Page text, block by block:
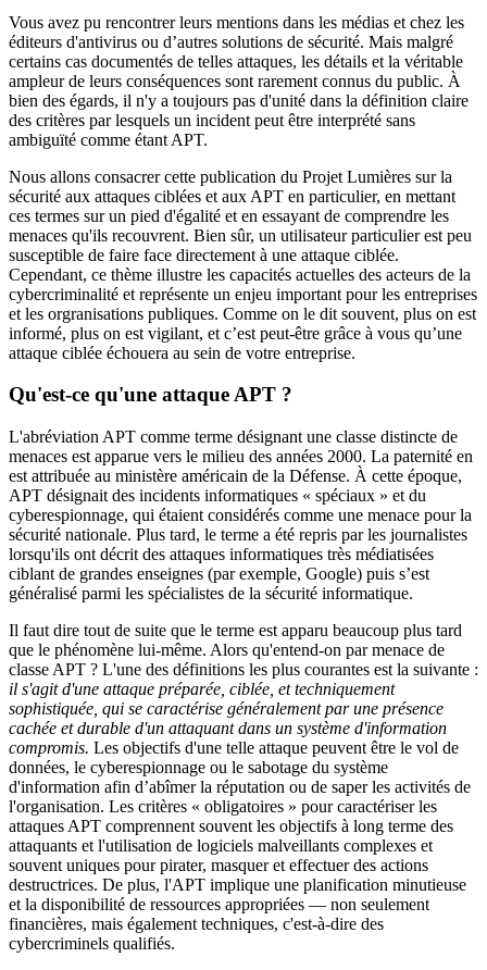
Vous avez pu rencontrer leurs mentions dans les médias et chez les
éditeurs d'antivirus ou d’autres solutions de sécurité. Mais malgré
certains cas documentés de telles attaques, les détails et la véritable
ampleur de leurs conséquences sont rarement connus du public. À
bien des égards, il n'y a toujours pas d'unité dans la définition claire
des critères par lesquels un incident peut être interprété sans
ambiguïté comme étant APT.
Nous allons consacrer cette publication du Projet Lumières sur la
sécurité aux attaques ciblées et aux APT en particulier, en mettant
ces termes sur un pied d'égalité et en essayant de comprendre les
menaces qu'ils recouvrent. Bien sûr, un utilisateur particulier est peu
susceptible de faire face directement à une attaque ciblée.
Cependant, ce thème illustre les capacités actuelles des acteurs de la
cybercriminalité et représente un enjeu important pour les entreprises
et les orgranisations publiques. Comme on le dit souvent, plus on est
informé, plus on est vigilant, et c’est peut-être grâce à vous qu’une
attaque ciblée échouera au sein de votre entreprise.
Qu'est-ce qu'une attaque APT ?
L'abréviation APT comme terme désignant une classe distincte de
menaces est apparue vers le milieu des années 2000. La paternité en
est attribuée au ministère américain de la Défense. À cette époque,
APT désignait des incidents informatiques « spéciaux » et du
cyberespionnage, qui étaient considérés comme une menace pour la
sécurité nationale. Plus tard, le terme a été repris par les journalistes
lorsqu'ils ont décrit des attaques informatiques très médiatisées
ciblant de grandes enseignes (par exemple, Google) puis s’est
généralisé parmi les spécialistes de la sécurité informatique.
Il faut dire tout de suite que le terme est apparu beaucoup plus tard
que le phénomène lui-même. Alors qu'entend-on par menace de
classe APT ? L'une des définitions les plus courantes est la suivante :
il s'agit d'une attaque préparée, ciblée, et techniquement
sophistiquée, qui se caractérise généralement par une présence
cachée et durable d'un attaquant dans un système d'information
compromis. Les objectifs d'une telle attaque peuvent être le vol de
données, le cyberespionnage ou le sabotage du système
d'information afin d’abîmer la réputation ou de saper les activités de
l'organisation. Les critères « obligatoires » pour caractériser les
attaques APT comprennent souvent les objectifs à long terme des
attaquants et l'utilisation de logiciels malveillants complexes et
souvent uniques pour pirater, masquer et effectuer des actions
destructrices. De plus, l'APT implique une planification minutieuse
et la disponibilité de ressources appropriées — non seulement
financières, mais également techniques, c'est-à-dire des
cybercriminels qualifiés.